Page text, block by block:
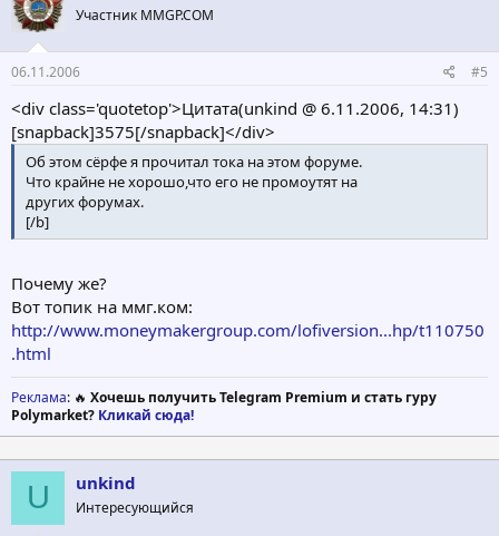
Участник MMGP.COM
06.11.2006 #5
<div class='quotetop'>Цитата(unkind @ 6.11.2006, 14:31)
[snapback]3575[/snapback]</div>
Об этом сёрфе я прочитал тока на этом форуме.
Что крайне не хорошо,что его не промоутят на
других форумах.
[/b]
Почему же?
Вот топик на ммг.ком:
http://www.moneymakergroup.com/lofiversion...hp/t110750
.html
Реклама: 🔥 Хочешь получить Telegram Premium и стать гуру
Polymarket? Кликай сюда!
U unkind
Интересующийся